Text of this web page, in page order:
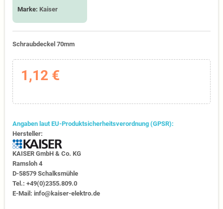
Marke: Kaiser
Schraubdeckel 70mm
1,12 €
Angaben laut EU-Produktsicherheitsverordnung (GPSR):
Hersteller:
KAISER GmbH & Co. KG
Ramsloh 4
D-58579 Schalksmühle
Tel.: +49(0)2355.809.0
E-Mail: info@kaiser-elektro.de